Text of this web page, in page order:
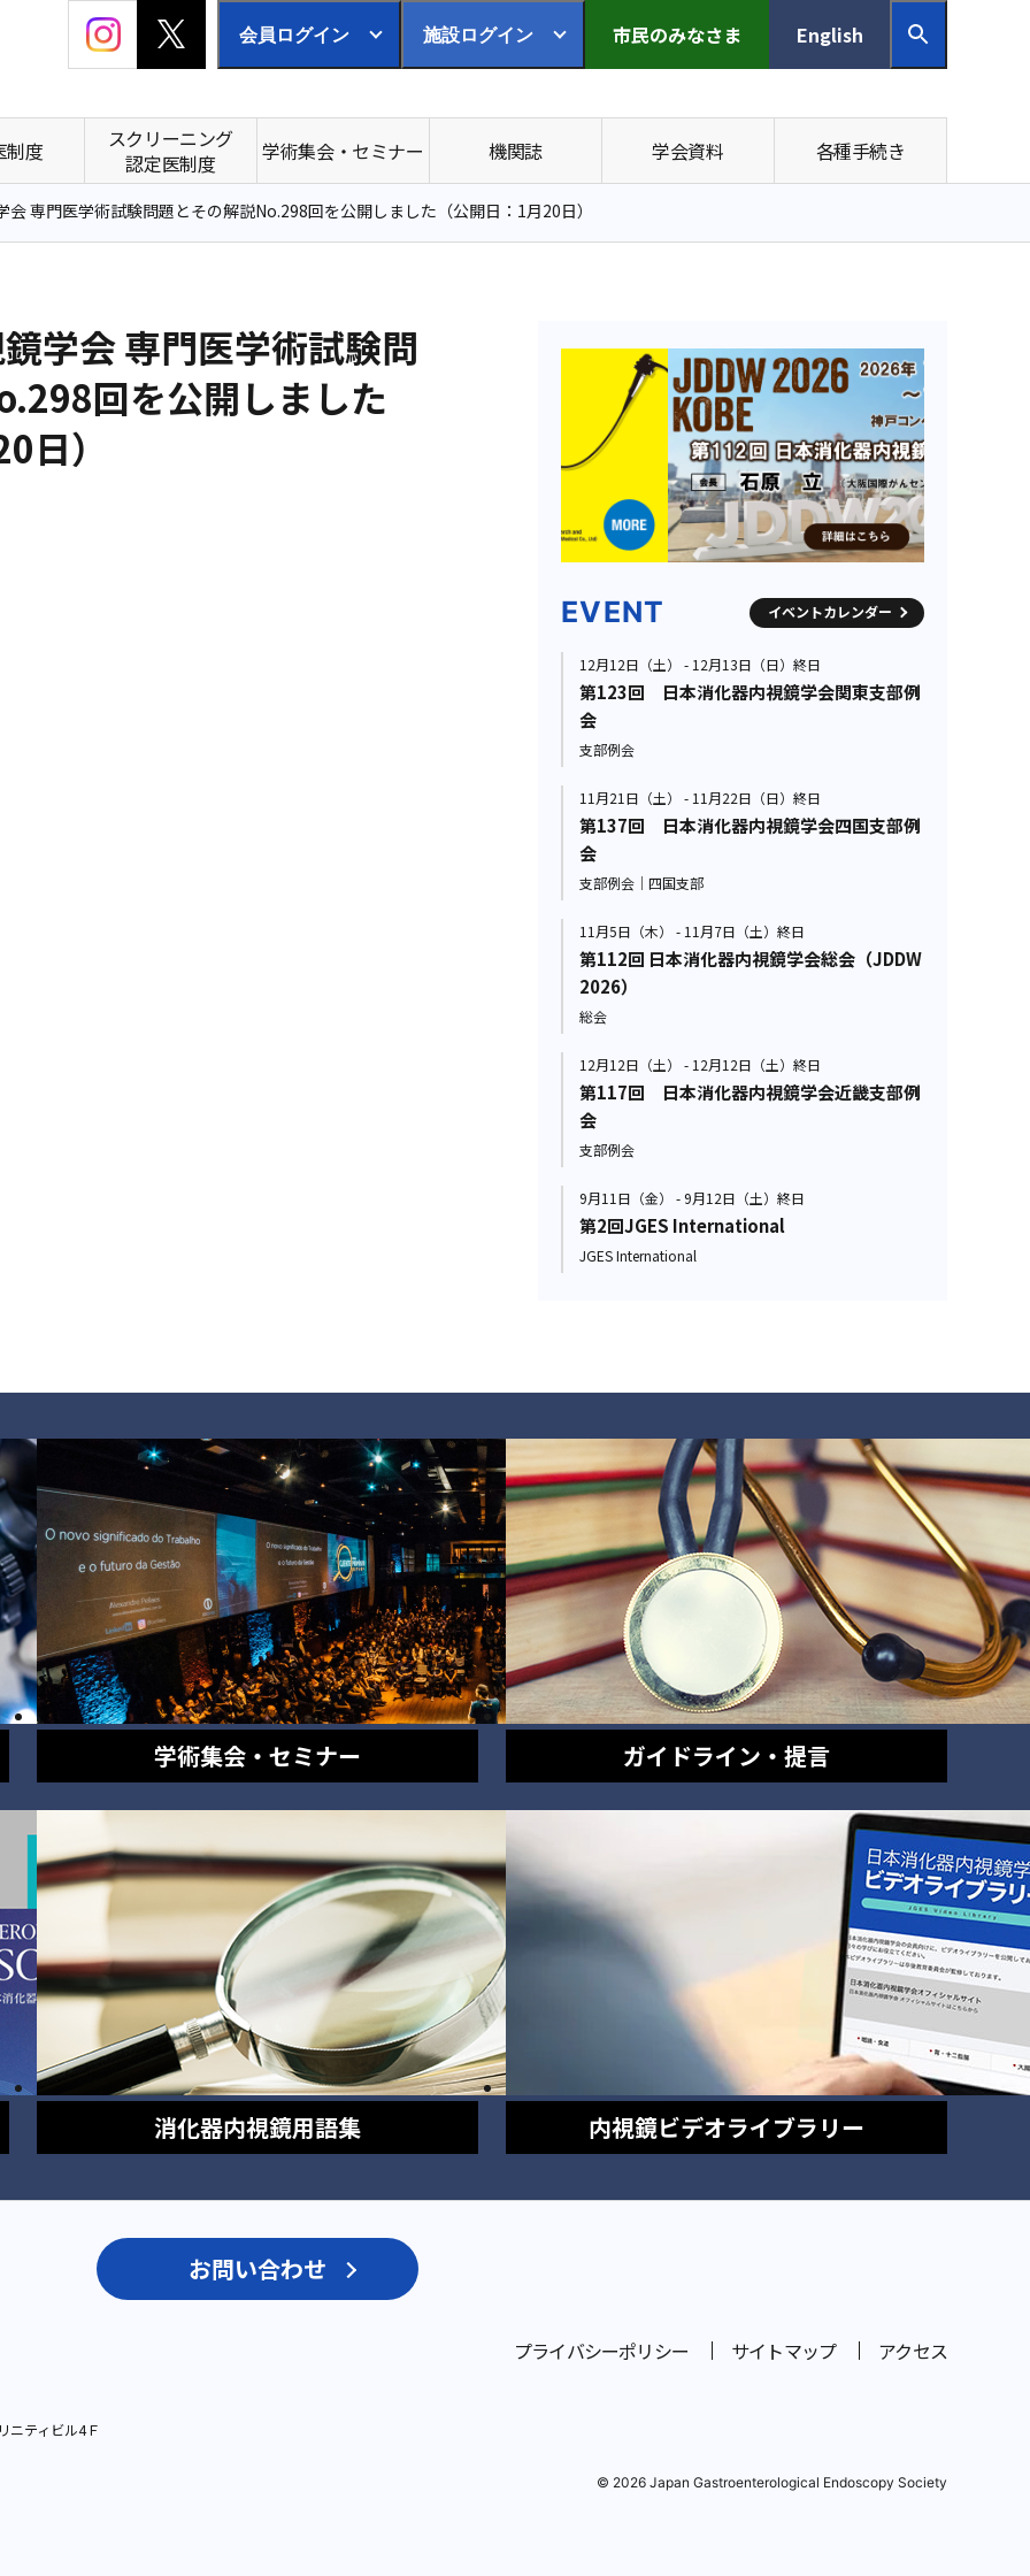
会員ログイン 施設ログイン 市民のみなさま English
制度
スクリーニング
認定医制度
学術集会・セミナー 機関誌 学会資料 各種手続き
会 専門医学術試験問題とその解説No.298回を公開しました（公開日：1月20日）
学会 専門医学術試験問
回を公開しました
日）
EVENT イベントカレンダー
12月12日（土） - 12月13日（日）終日
第123回 日本消化器内視鏡学会関東支部例
会
支部例会
11月21日（土） - 11月22日（日）終日
第137回 日本消化器内視鏡学会四国支部例
会
支部例会｜四国支部
11月5日（木） - 11月7日（土）終日
第112回 日本消化器内視鏡学会総会（JDDW
2026）
総会
12月12日（土） - 12月12日（土）終日
第117回 日本消化器内視鏡学会近畿支部例
会
支部例会
9月11日（金） - 9月12日（土）終日
第2回JGES International
JGES International
学術集会・セミナー ガイドライン・提言
消化器内視鏡用語集 内視鏡ビデオライブラリー
お問い合わせ
ニティビル4Ｆ
プライバシーポリシー サイトマップ アクセス
© 2026 Japan Gastroenterological Endoscopy Society